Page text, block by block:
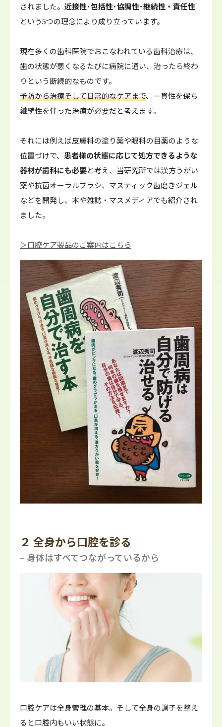
されました。 近接性･包括性･協調性･継続性・責任性
という5つの理念により成り立っています。
現在多くの歯科医院でおこなわれている歯科治療は、
歯の状態が悪くなるたびに病院に通い、治ったら終わ
りという断続的なものです。
予防から治療そして日常的なケアまで、一貫性を保ち
継続性を伴った治療が必要だと考えます。
それには例えば皮膚科の塗り薬や眼科の目薬のような
位置づけで、 患者様の状態に応じて処方できるような
器材が歯科にも必要と考え、当研究所では漢方うがい
薬や抗菌オーラルブラシ、マスティック歯磨きジェル
などを開発し、本や雑誌・マスメディアでも紹介され
ました。
＞口腔ケア製品のご案内はこちら
２ 全身から口腔を診る
– 身体はすべてつながっているから
口腔ケアは全身管理の基本。そして全身の調子を整え
ると口腔内もいい状態に。